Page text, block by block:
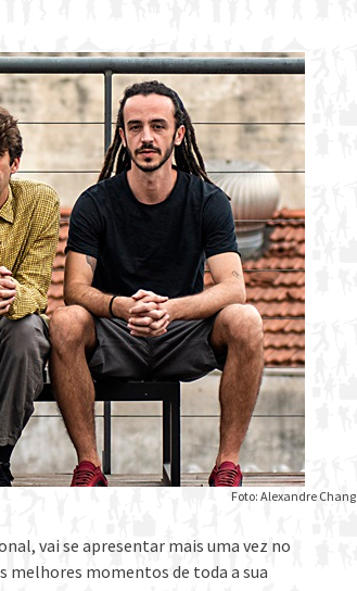
Foto: Alexandre Chang
vai se apresentar mais uma vez no
melhores momentos de toda a sua